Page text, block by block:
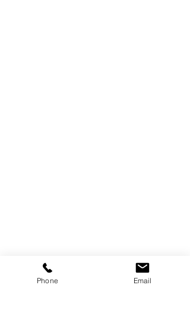
Phone Email